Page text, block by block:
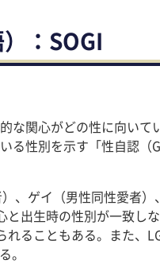
：SOGI
な関心がどの性に向い
る性別を示す「性自認
、ゲイ（男性同性愛者
と出生時の性別が一致し
れることもある。また
。